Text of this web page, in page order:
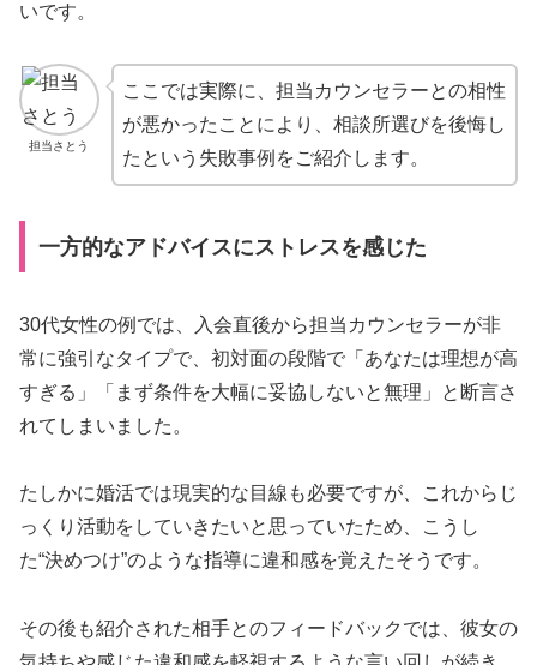
いです。
担当さとう
ここでは実際に、担当カウンセラーとの相性
が悪かったことにより、相談所選びを後悔し
たという失敗事例をご紹介します。
一方的なアドバイスにストレスを感じた
30代女性の例では、入会直後から担当カウンセラーが非
常に強引なタイプで、初対面の段階で「あなたは理想が高
すぎる」「まず条件を大幅に妥協しないと無理」と断言さ
れてしまいました。
たしかに婚活では現実的な目線も必要ですが、これからじ
っくり活動をしていきたいと思っていたため、こうし
た“決めつけ”のような指導に違和感を覚えたそうです。
その後も紹介された相手とのフィードバックでは、彼女の